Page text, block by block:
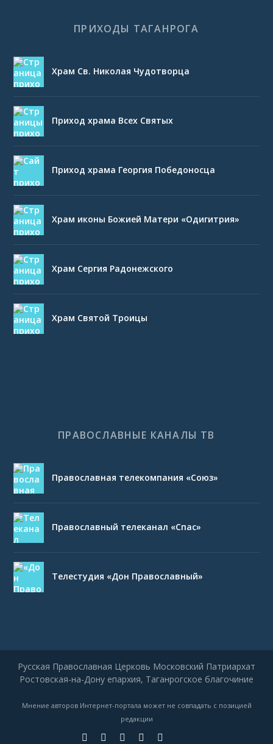
ПРИХОДЫ ТАГАНРОГА
Храм Св. Николая Чудотворца
Приход храма Всех Святых
Приход храма Георгия Победоносца
Храм иконы Божией Матери «Одигитрия»
Храм Сергия Радонежского
Храм Святой Троицы
ПРАВОСЛАВНЫЕ КАНАЛЫ ТВ
Православная телекомпания «Союз»
Православный телеканал «Спас»
Телестудия «Дон Православный»
Русская Православная Церковь Московский Патриархат
Ростовская-на-Дону епархия, Таганрогское благочиние
Мнение авторов Интернет-портала может не совпадать с позицией
редакции